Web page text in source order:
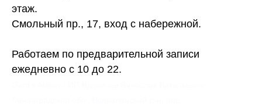
этаж.
Смольный пр., 17, вход с набережной.
Работаем по предварительной записи
ежедневно с 10 до 22.